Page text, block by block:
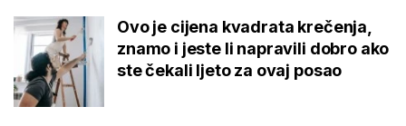
Ovo je cijena kvadrata krečenja,
znamo i jeste li napravili dobro ako
ste čekali ljeto za ovaj posao